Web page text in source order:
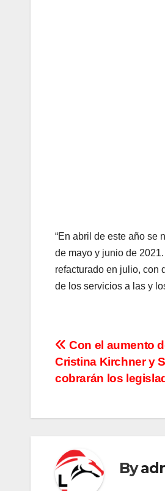
“En abril de este año se
de mayo y junio de
refacturado en julio, con
de los servicios a las y
N
a
e
g
a
Con el aumento
Cristina Kirchner y
cobrarán los
By